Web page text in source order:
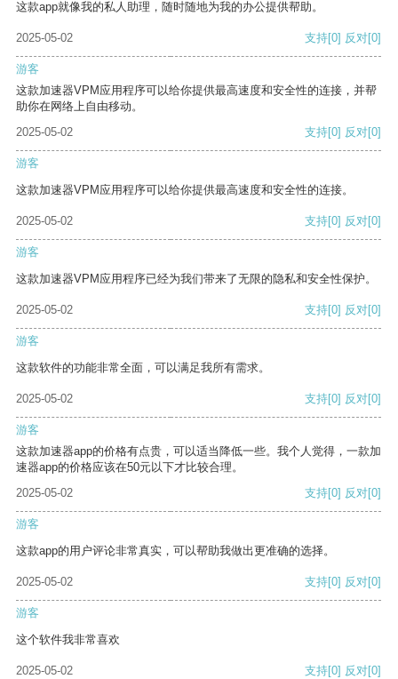
这款app就像我的私人助理，随时随地为我的办公提供帮助。
2025-05-02 支持[0] 反对[0]
游客
这款加速器VPM应用程序可以给你提供最高速度和安全性的连接，并帮
助你在网络上自由移动。
2025-05-02
支持[0] 反对[0]
游客
这款加速器VPM应用程序可以给你提供最高速度和安全性的连接。
2025-05-02 支持[0] 反对[0]
游客
这款加速器VPM应用程序已经为我们带来了无限的隐私和安全性保护。
2025-05-02 支持[0] 反对[0]
游客
这款软件的功能非常全面，可以满足我所有需求。
2025-05-02 支持[0] 反对[0]
游客
这款加速器app的价格有点贵，可以适当降低一些。我个人觉得，一款加
速器app的价格应该在50元以下才比较合理。
2025-05-02
支持[0] 反对[0]
游客
这款app的用户评论非常真实，可以帮助我做出更准确的选择。
2025-05-02 支持[0] 反对[0]
游客
这个软件我非常喜欢
2025-05-02 支持[0] 反对[0]